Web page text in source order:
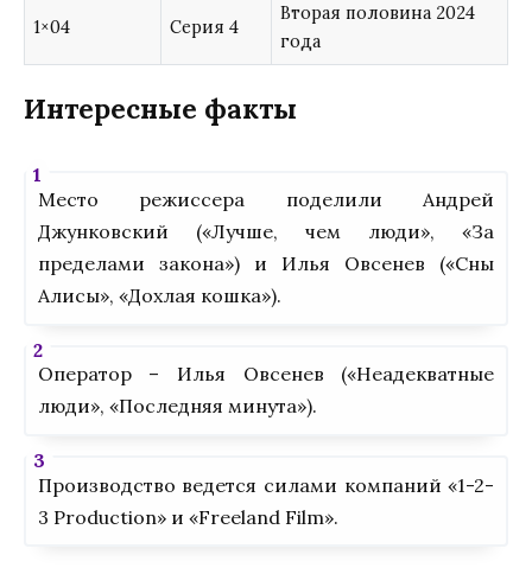
1×04 Серия 4
Вторая половина 2024
года
Интересные факты
Место режиссера поделили Андрей
Джунковский («Лучше, чем люди», «За
пределами закона») и Илья Овсенев («Сны
Алисы», «Дохлая кошка»).
Оператор – Илья Овсенев («Неадекватные
люди», «Последняя минута»).
Производство ведется силами компаний «1-2-
3 Production» и «Freeland Film».